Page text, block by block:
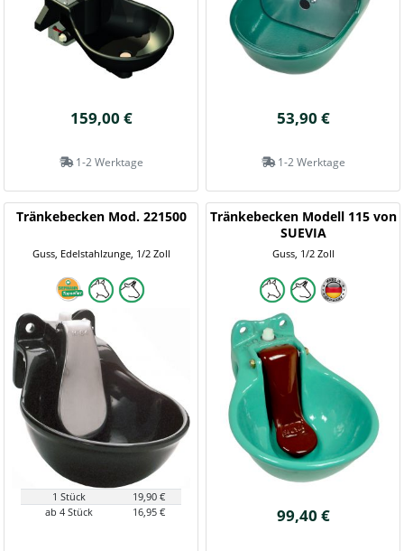
159,00 €
1-2 Werktage
53,90 €
1-2 Werktage
Tränkebecken Mod. 221500
Guss, Edelstahlzunge, 1/2 Zoll
1 Stück
19,90 €
ab 4 Stück
16,95 €
Tränkebecken Modell 115 von
SUEVIA
Guss, 1/2 Zoll
99,40 €